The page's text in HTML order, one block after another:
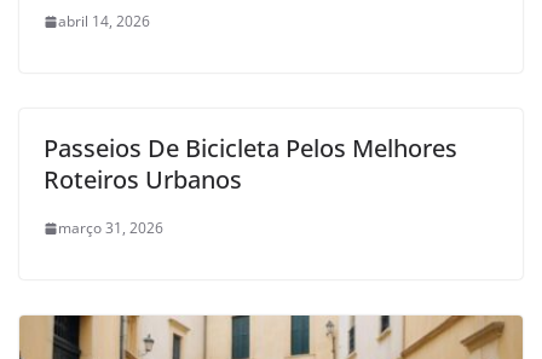
abril 14, 2026
Passeios De Bicicleta Pelos Melhores
Roteiros Urbanos
março 31, 2026